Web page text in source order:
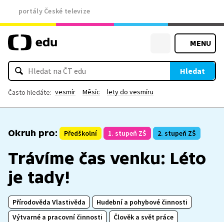
portály České televize
MENU
Hledat
Často hledáte: vesmír Měsíc lety do vesmíru
Okruh pro: Předškolní 1. stupeň ZŠ 2. stupeň ZŠ
Trávíme čas venku: Léto
je tady!
Přírodověda Vlastivěda
Hudební a pohybové činnosti
Výtvarné a pracovní činnosti
Člověk a svět práce